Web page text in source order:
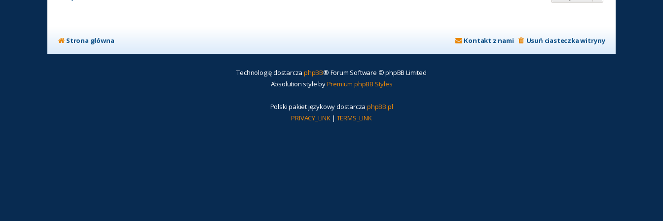
Strona główna Usuń ciasteczka witryny
Kontakt z nami
Technologię dostarcza phpBB® Forum Software © phpBB Limited
Absolution style byPremium phpBB Styles
Polski pakiet językowy dostarcza phpBB.pl
PRIVACY_LINK | TERMS_LINK